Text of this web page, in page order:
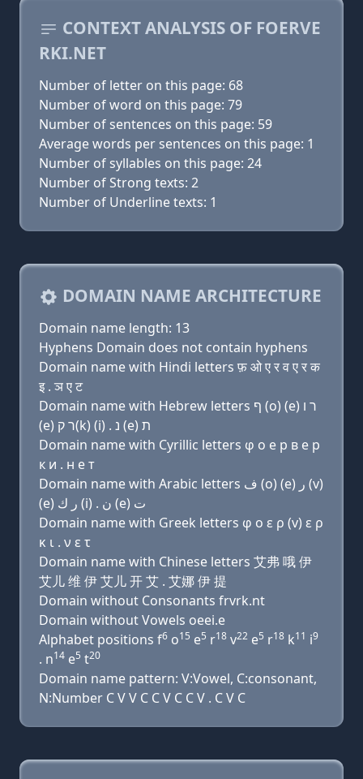
CONTEXT ANALYSIS OF FOERVE
RKI.NET
Number of letter on this page: 68
Number of word on this page: 79
Number of sentences on this page: 59
Average words per sentences on this page: 1
Number of syllables on this page: 24
Number of Strong texts: 2
Number of Underline texts: 1
DOMAIN NAME ARCHITECTURE
Domain name length: 13
Hyphens Domain does not contain hyphens
Domain name with Hindi letters फ़ ओ ए र व ए र क
इ . ञ ए ट
Domain name with Hebrew letters ף (ο) (e) ר ו
(e) ר ק(k) (i) . נ (e) ת
Domain name with Cyrillic letters φ о e р в e р
к и . н e т
Domain name with Arabic letters ﻑ (o) (e) ﺭ (v)
(e) ﺭ ﻙ (i) . ﻥ (e) ﺕ
Domain name with Greek letters φ ο ε ρ (v) ε ρ
κ ι . ν ε τ
Domain name with Chinese letters 艾弗 哦 伊
艾儿 维 伊 艾儿 开 艾 . 艾娜 伊 提
Domain without Consonants frvrk.nt
Domain without Vowels oeei.e
Alphabet positions f6 o15 e5 r18 v22 e5 r18 k11 i9
. n14 e5 t20
Domain name pattern: V:Vowel, C:consonant,
N:Number C V V C C V C C V . C V C